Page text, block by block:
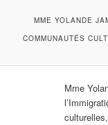
MME YOLANDE
COMMUNAUTÉS
Mme